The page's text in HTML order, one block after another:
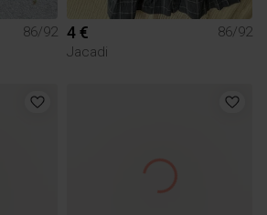
86/92 4 €
86/92
Jacadi